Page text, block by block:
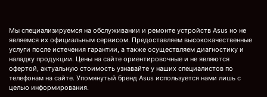
Мы специализируемся на обслуживании и ремонте устройств Asus но не
являемся их официальным сервисом. Предоставляем высококачественные
услуги после истечения гарантии, а также осуществляем диагностику и
наладку продукции. Цены на сайте ориентировочные и не являются
офертой, актуальную стоимость узнавайте у наших специалистов по
телефонам на сайте. Упомянутый бренд Asus используется нами лишь с
целью информирования.